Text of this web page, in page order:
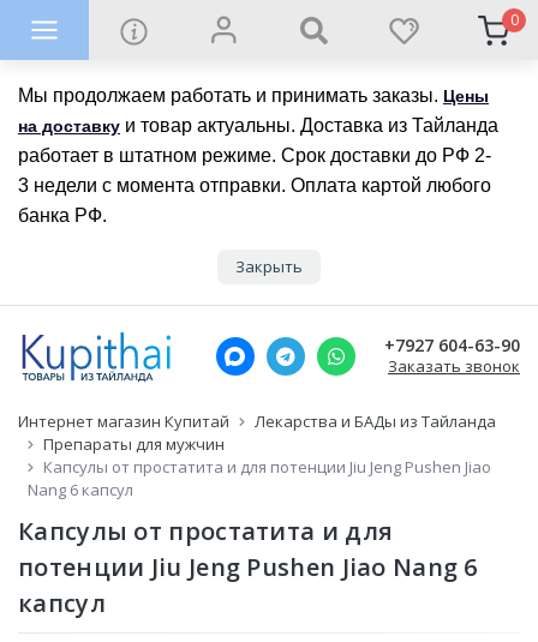
Мы продолжаем работать и принимать заказы. Цены
на доставку и товар актуальны. Доставка из Тайланда
работает в штатном режиме. Срок доставки до РФ 2-
3 недели с момента отправки. Оплата картой любого
банка РФ.
Закрыть
0
+7927 604-63-90
Заказать звонок
Интернет магазин Купитай
Лекарства и БАДы из Тайланда
Препараты для мужчин
Капсулы от простатита и для потенции Jiu Jeng Pushen Jiao
Nang 6 капсул
Капсулы от простатита и для
потенции Jiu Jeng Pushen Jiao Nang 6
капсул